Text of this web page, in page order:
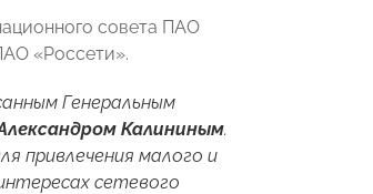
совета ПАО
«Россети».
Генеральным
Калининым.
привлечения малого и
сетевого